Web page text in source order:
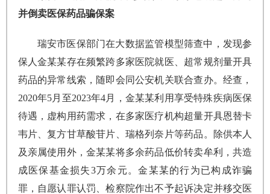
并倒卖医保药品骗保案
瑞安市医保部门在大数据监管模型筛查中，发现参
保人金某某存在频繁跨多家医院就医、超常规剂量开具
药品的异常线索，随即会同公安机关联合查办。经查，
2020年5月至2023年4月，金某某利用享受特殊疾病医保
待遇，虚构用药需求，在多家医疗机构超量开具恩替卡
韦片、复方甘草酸苷片、瑞格列奈片等药品。除供本人
及亲属使用外，金某某将多余药品低价转卖牟利，共造
成医保基金损失3万余元。金某某的行为已构成诈骗
罪，自愿认罪认罚、检察院作出不予起诉决定并移交医